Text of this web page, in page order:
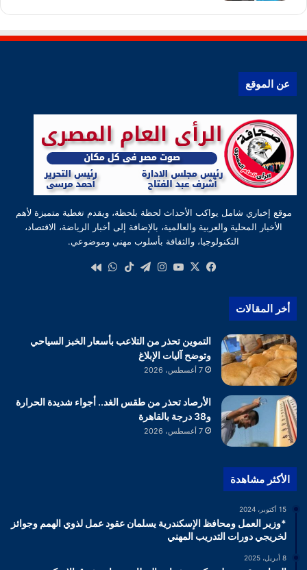
عن الموقع
موقع إخباري شامل يواكب الأحداث لحظة بلحظة، ويقدم تغطية متميزة لأهم
الأخبار المحلية والعربية والعالمية، بالإضافة إلى أخبار الرياضة، الاقتصاد،
التكنولوجيا، والثقافة بأسلوب مهني وموضوعي.
فيسبوك
‫X
‫YouTube
انستقرام
تيلقرام‫TikTokواتساب
أخر المقالات
التموين تحذر من التلاعب بأسعار الخبز السياحي
وتوضح آليات الإبلاغ
7 أغسطس، 2026
الأرصاد تحذر من طقس الغد.. أجواء شديدة الحرارة
و38 درجة بالقاهرة
7 أغسطس، 2026
الأكثر مشاهدة
15 أكتوبر، 2024
*وزير العمل ومحافظ الإسكندرية يسلمان عقود عمل لذوي الهمم وجوائز
لخريجي دورات التدريب المهني
8 أبريل، 2025